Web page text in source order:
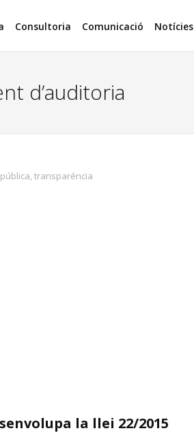
Consultoria Comunicació Notícies
d’auditoria
,transparéncia
la llei 22/2015